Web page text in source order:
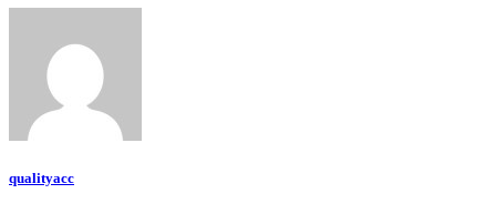
qualityacc